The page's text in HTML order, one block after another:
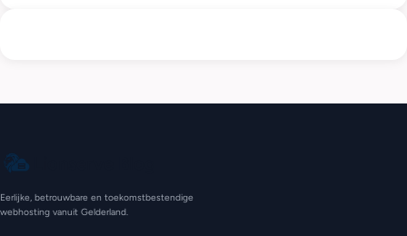
Eerlijke, betrouwbare en toekomstbestendige
webhosting vanuit Gelderland.